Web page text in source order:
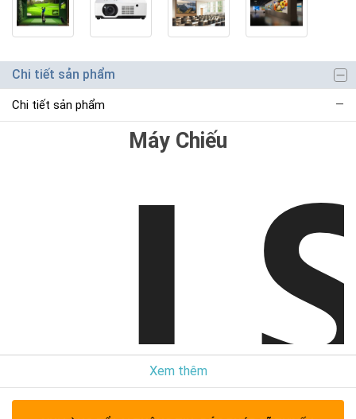
Chi tiết sản phẩm
Chi tiết sản phẩm
Máy Chiếu
Xem thêm